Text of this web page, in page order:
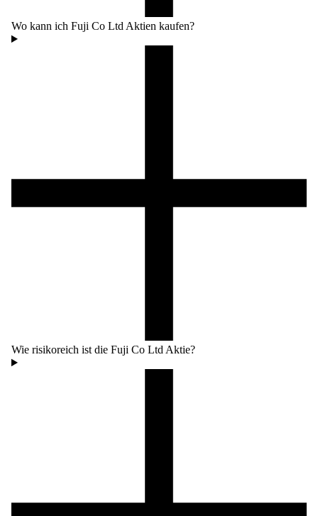
Wo kann ich Fuji Co Ltd Aktien kaufen?
Wie risikoreich ist die Fuji Co Ltd Aktie?